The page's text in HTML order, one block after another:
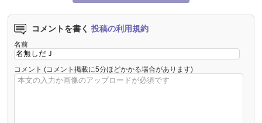
コメントを書く 投稿の利用規約
名前
コメント (コメント掲載に5分ほどかかる場合があります)